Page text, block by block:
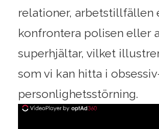
relationer, arbetstillfällen
konfrontera polisen eller
superhjältar, vilket
som vi kan hitta i
personlighetsstörning.